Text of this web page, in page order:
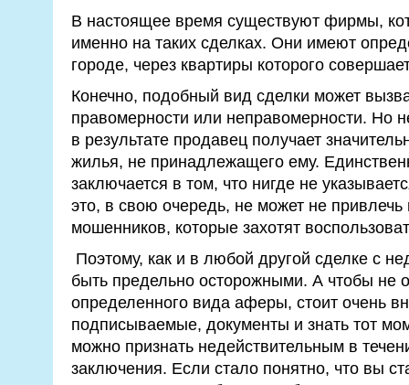
В настоящее время существуют фирмы,
именно на таких сделках. Они имеют
городе, через квартиры которого
Конечно, подобный вид сделки может
правомерности или неправомерности. Но
в результате продавец получает
жилья, не принадлежащего ему.
заключается в том, что нигде не
это, в свою очередь, не может не
мошенников, которые захотят
Поэтому, как и в любой другой сделке с
быть предельно осторожными. А чтобы не
определенного вида аферы, стоит очень
подписываемые, документы и знать тот
можно признать недействительным в
заключения. Если стало понятно, что вы